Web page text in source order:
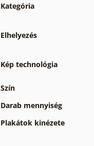
Kategória
Elhelyezés
Kép technológia
Szín
Darab mennyiség
Plakátok kinézete